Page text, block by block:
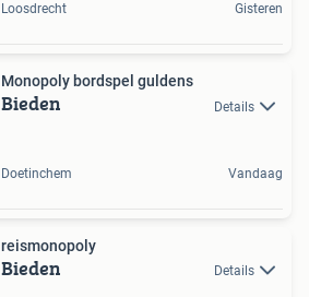
Loosdrecht Gisteren
Monopoly bordspel guldens
Bieden Details
Doetinchem Vandaag
reismonopoly
Bieden Details